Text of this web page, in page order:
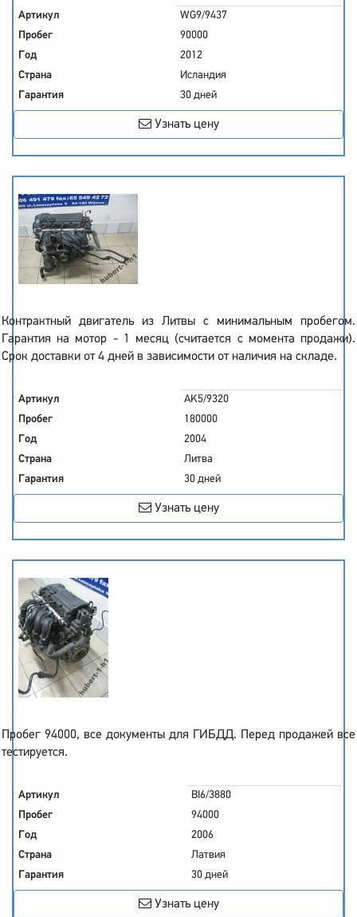
Артикул
WG9/9437
Пробег
90000
Год
2012
Страна
Исландия
Гарантия
30 дней
Узнать цену
Контрактный двигатель из Литвы с минимальным пробегом.
Гарантия на мотор - 1 месяц (считается с момента продажи).
Срок доставки от 4 дней в зависимости от наличия на складе.
Артикул
AK5/9320
Пробег
180000
Год
2004
Страна
Литва
Гарантия
30 дней
Узнать цену
Пробег 94000, все документы для ГИБДД. Перед продажей все
тестируется.
Артикул
BI6/3880
Пробег
94000
Год
2006
Страна
Латвия
Гарантия
30 дней
Узнать цену